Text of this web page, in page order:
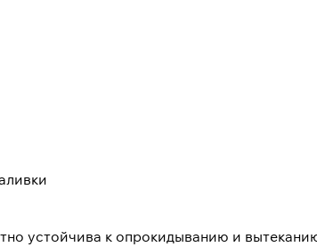
устойчива к опрокидыванию и